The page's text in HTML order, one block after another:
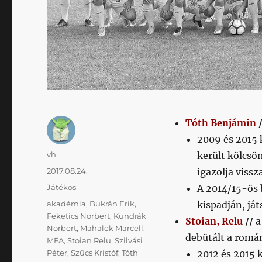
Tóth Benjámin
2009 és
került
igazolja
A 2014/15-
kispadján,
Stoian, Relu //
debütált a
2012 és
Szerző
vh
Közzétéve
2017.08.24.
Kategória
Játékos
Címke
akadémia, Bukrán Erik,
Feketics Norbert, Kundrák
Norbert, Mahalek Marcell,
MFA,Stoian Relu,Szilvási
Péter,Szűcs Kristóf,Tóth